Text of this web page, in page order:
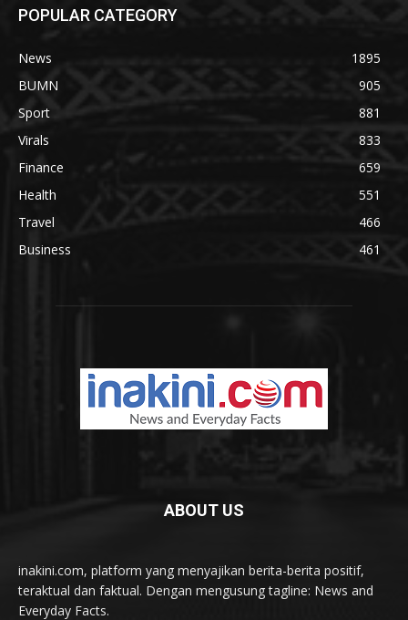
POPULAR CATEGORY
News
1895
BUMN
905
Sport
881
Virals
833
Finance
659
Health
551
Travel
466
Business
461
ABOUT US
inakini.com, platform yang menyajikan berita-berita positif,
teraktual dan faktual. Dengan mengusung tagline: News and
Everyday Facts.